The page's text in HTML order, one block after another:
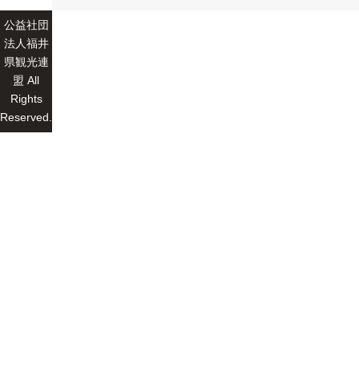
公益社団
法人福井
県観光連
盟 All
Rights
Reserved.